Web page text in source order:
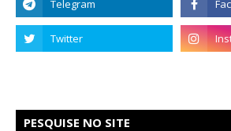
PESQUISE NO SITE